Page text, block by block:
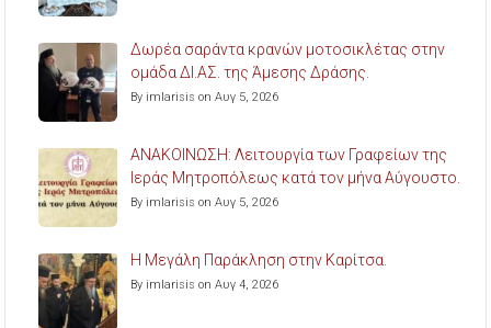
Δωρέα σαράντα κρανών μοτοσικλέτας στην
ομάδα ΔΙ.ΑΣ. της Άμεσης Δράσης.
By imlarisis on Αυγ 5, 2026
ΑΝΑΚΟΙΝΩΣΗ: Λειτουργία των Γραφείων της
Ιεράς Μητροπόλεως κατά τον μήνα Αύγουστο.
By imlarisis on Αυγ 5, 2026
Η Μεγάλη Παράκληση στην Καρίτσα.
By imlarisis on Αυγ 4, 2026